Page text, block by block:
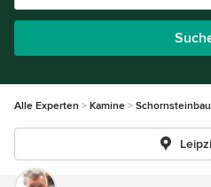
Alle Experten Kamine Schornsteinbau